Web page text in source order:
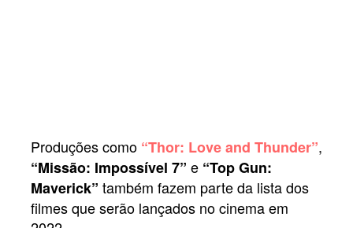
Produções como “Thor: Love and Thunder”,
“Missão: Impossível 7” e “Top Gun:
Maverick” também fazem parte da lista dos
filmes que serão lançados no cinema em